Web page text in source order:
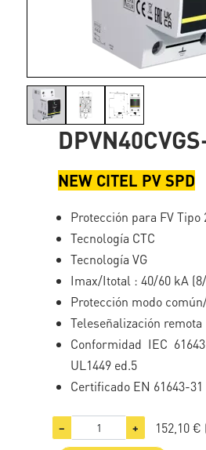
NEW CITEL PV SPD
Protección para FV Tipo
Tecnología CTC
Tecnología VG
Imax/Itotal : 40/60 kA
Protección modo
Teleseñalización remota
Conformidad IEC
UL1449 ed.5
Certificado EN 61643-31
− + 152,10 €